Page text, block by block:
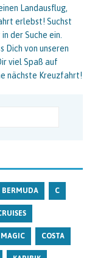
Landausflug,
erlebst! Suchst
der Suche ein.
Dich von unseren
viel Spaß auf
nächste Kreuzfahrt!
BERMUDA C
COSTA